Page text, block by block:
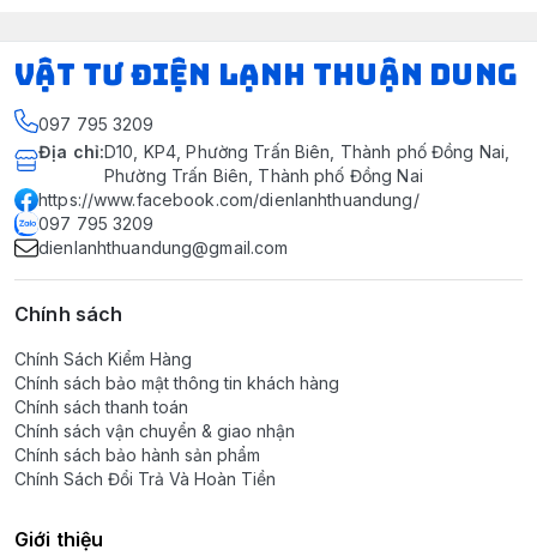
VẬT TƯ ĐIỆN LẠNH THUẬN DUNG
097 795 3209
Địa chỉ:D10, KP4, Phường Trấn Biên, Thành phố Đồng Nai,
Phường Trấn Biên, Thành phố Đồng Nai
https://www.facebook.com/dienlanhthuandung/
097 795 3209
dienlanhthuandung@gmail.com
Chính sách
Chính Sách Kiểm Hàng
Chính sách bảo mật thông tin khách hàng
Chính sách thanh toán
Chính sách vận chuyển & giao nhận
Chính sách bảo hành sản phẩm
Chính Sách Đổi Trả Và Hoàn Tiền
Giới thiệu